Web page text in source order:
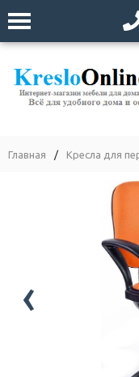
Главная / Кресла для
‹